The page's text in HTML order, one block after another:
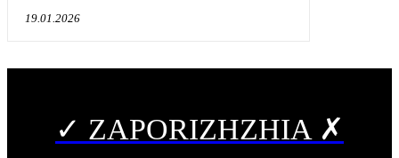
19.01.2026
✓ ZAPORIZHZHIA ✗